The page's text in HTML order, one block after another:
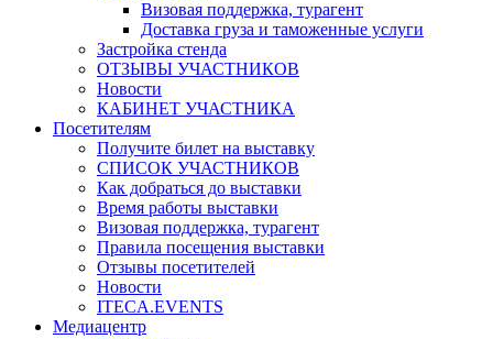
Визовая поддержка, турагент
Доставка груза и таможенные услуги
Застройка стенда
ОТЗЫВЫ УЧАСТНИКОВ
Новости
КАБИНЕТ УЧАСТНИКА
Посетителям
Получите билет на выставку
СПИСОК УЧАСТНИКОВ
Как добраться до выставки
Время работы выставки
Визовая поддержка, турагент
Правила посещения выставки
Отзывы посетителей
Новости
ITECA.EVENTS
Медиацентр